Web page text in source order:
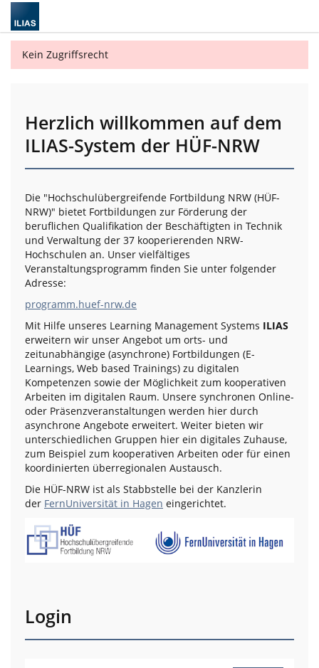
Kein Zugriffsrecht
Herzlich willkommen auf dem
ILIAS-System der HÜF-NRW
Die "Hochschulübergreifende Fortbildung NRW (HÜF-
NRW)" bietet Fortbildungen zur Förderung der
beruflichen Qualifikation der Beschäftigten in Technik
und Verwaltung der 37 kooperierenden NRW-
Hochschulen an. Unser vielfältiges
Veranstaltungsprogramm finden Sie unter folgender
Adresse:
programm.huef-nrw.de
Mit Hilfe unseres Learning Management Systems ILIAS
erweitern wir unser Angebot um orts- und
zeitunabhängige (asynchrone) Fortbildungen (E-
Learnings, Web based Trainings) zu digitalen
Kompetenzen sowie der Möglichkeit zum kooperativen
Arbeiten im digitalen Raum. Unsere synchronen Online-
oder Präsenzveranstaltungen werden hier durch
asynchrone Angebote erweitert. Weiter bieten wir
unterschiedlichen Gruppen hier ein digitales Zuhause,
zum Beispiel zum kooperativen Arbeiten oder für einen
koordinierten überregionalen Austausch.
Die HÜF-NRW ist als Stabbstelle bei der Kanzlerin
der FernUniversität in Hagen eingerichtet.
Login